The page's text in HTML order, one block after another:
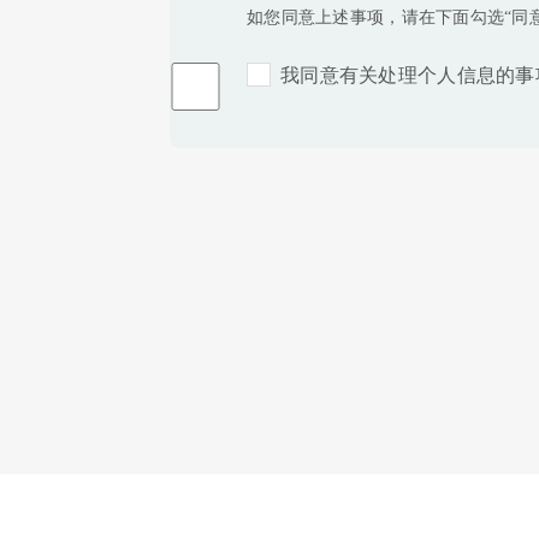
如您同意上述事项，请在下面勾选“同
我同意有关处理个人信息的事